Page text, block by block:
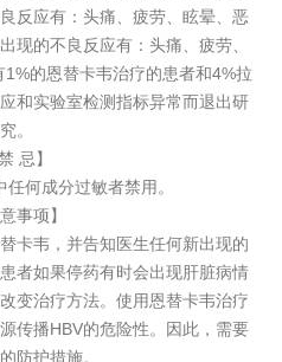
反应有：头痛、疲劳、眩晕、恶
现的不良反应有：头痛、疲劳、
的恩替卡韦治疗的患者和4%拉
和实验室检测指标异常而退出研
究。
忌】
何成分过敏者禁用。
事项】
卡韦，并告知医生任何新出现的
者如果停药有时会出现肝脏病情
变治疗方法。使用恩替卡韦治疗
传播HBV的危险性。因此，需要
防护措施。